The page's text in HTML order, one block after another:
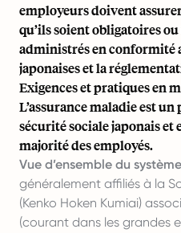
employeurs doivent
qu’ils soient obligatoires
administrés en conformité
japonaises et la
Exigences et pratiques en
L’assurance maladie est
sécurité sociale japonais et
majorité des employés.
Vue d’ensemble du
généralement affiliés à la
(Kenko Hoken Kumiai)
(courant dans les grandes